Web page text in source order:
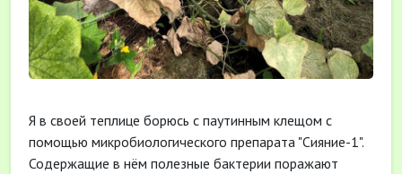
Я в своей теплице борюсь с паутинным клещом с
помощью микробиологического препарата "Сияние-1".
Содержащие в нём полезные бактерии поражают